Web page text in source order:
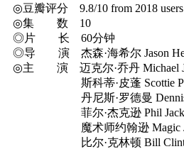
◎豆瓣评分 9.8/10 from 2018 users
◎集 数 10
◎片 长 60分钟
◎导 演 杰森·海希尔 Jason
◎主 演 迈克尔·乔丹 Michael
斯科蒂·皮蓬 Scottie
丹尼斯·罗德曼 Dennis
菲尔·杰克逊 Phil
魔术师约翰逊 Magic
比尔·克林顿 Bill